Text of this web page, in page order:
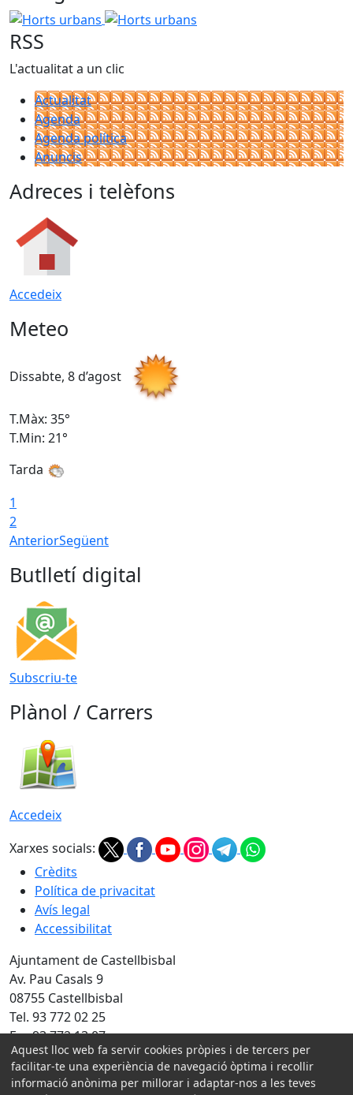
Horts urbans Horts urbans
RSS
L'actualitat a un clic
Actualitat
Agenda
Agenda política
Anuncis
Adreces i telèfons
Accedeix
Meteo
Dissabte, 8 d’agost
T.Màx: 35°
T.Min: 21°
Tarda
1
2
AnteriorSegüent
Butlletí digital
Subscriu-te
Plànol / Carrers
Accedeix
Xarxes socials:
Crèdits
Política de privacitat
Avís legal
Accessibilitat
Ajuntament de Castellbisbal
Av. Pau Casals 9
08755 Castellbisbal
Tel. 93 772 02 25
Fax 93 772 13 07
Amb la col·laboració de:
Aquest lloc web fa servir cookies pròpies i de tercers per
facilitar-te una experiència de navegació òptima i recollir
informació anònima per millorar i adaptar-nos a les teves